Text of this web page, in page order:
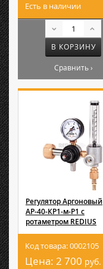
Есть в наличии
В КОРЗИНУ
Сравнить ›
Регулятор Аргоновый
АР-40-КР1-м-Р1 с
ротаметром REDIUS
Код товара: 0002105
Цена: 2 700 руб.